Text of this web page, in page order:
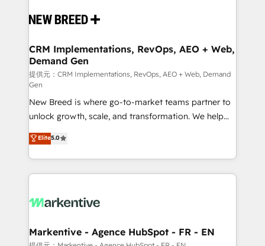
ISO9001:2015 取得 ✓ 400社以上の導入実績 ✓
HubSpot大百科 出版 CRM・AI活用に関するご相談、現
せください。
and system integrations powered by Globalia’s
trainers to drive platform adoption. 📈 Revenue
Generation - Full-funnel marketing and high-
performance advertising via Point Success Media. -
Expert deployment of Breeze AI and custom agents
to automate growth. 🏆 Elite Excellence - 8 platform
accreditations and deep HIPAA-compliance
expertise. - A team of 250+ experts dedicated to
your resilient growth.
CRM Implementations, RevOps, AEO + Web,
Demand Gen
提供元：CRM Implementations, RevOps, AEO + Web, Demand
Gen
New Breed is where go-to-market teams partner to
unlock growth, scale, and transformation. We help
companies activate HubSpot’s AI-powered
customer platform and operationalize HubSpot’s
Loop Marketing framework through expert-led
services, smart agents, and purpose-built apps,
results, fast. ⚙️CRM & RevOps: Align all Hubs to your
🎯Demand Gen & ABM: Drive pipeline with inbound,
ABM, AEO, SEO, & paid media. 👩‍💻Web Design:
Elite5.0
Markentive - Agence HubSpot - FR - EN